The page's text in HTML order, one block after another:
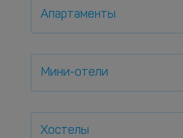
Апартаменты
Мини-отели
Хостелы